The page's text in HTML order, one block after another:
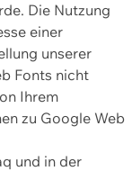
Die Nutzung
einer
unserer
Fonts nicht
Ihrem
zu Google Web
und in der